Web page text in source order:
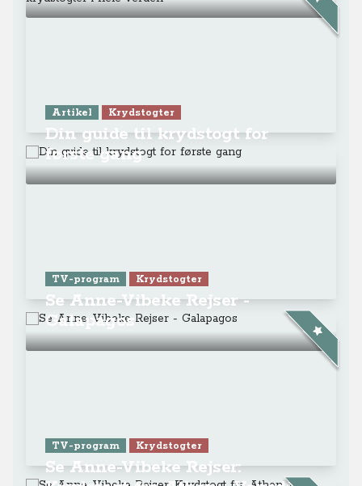
Artikel Krydstogter
Din guide til krydstogt for
første gang
TV-program Krydstogter
Se Anne-Vibeke Rejser -
Galapagos
TV-program Krydstogter
Se Anne-Vibeke Rejser: